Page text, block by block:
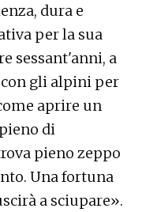
dura e
per la sua
sessant'anni, a
con gli alpini per
aprire un
di
pieno zeppo
Una fortuna
a sciupare».